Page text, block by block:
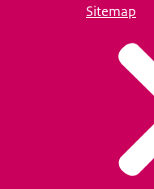
Sitemap